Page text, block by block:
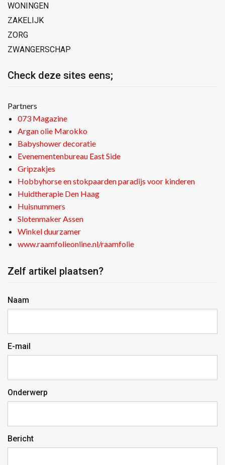
WONINGEN
ZAKELIJK
ZORG
ZWANGERSCHAP
Check deze sites eens;
Partners
073 Magazine
Argan olie Marokko
Babyshower decoratie
Evenementenbureau East Side
Gripzakjes
Hobbyhorse en stokpaarden paradijs voor kinderen
Huidtherapie Den Haag
Huisnummers
Slotenmaker Assen
Winkel duurzamer
www.raamfolieonline.nl/raamfolie
Zelf artikel plaatsen?
Naam
E-mail
Onderwerp
Bericht